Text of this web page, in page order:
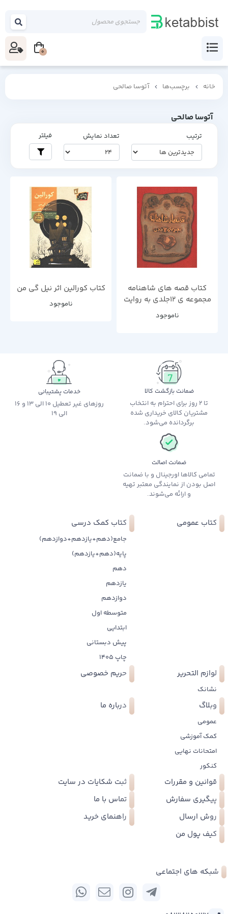
خانه برچسب‌ها آتوسا صالحی
آتوسا صالحی
ترتیب تعداد نمایش فیلتر
کتاب قصه های شاهنامه
مجموعه ی 12جلدی به روایت
آتوسا صالحی
ناموجود
کتاب کورالین اثر نیل گی من
ناموجود
ضمانت بازگشت کالا
تا 2 روز برای احترام به انتخاب
مشتریان کالای خریداری شده
برگردانده می‌شود.
خدمات پشتیبانی
روزهای غیر تعطیل 10 الی 13 و 16
الی 19
ضمانت اصالت
تمامی کالاها اورجینال و با ضمانت
اصل بودن از نمایندگی معتبر تهیه
و ارائه می‌شوند.
کتاب عمومی کتاب کمک درسی
جامع(دهم+یازدهم+دوازدهم)
پایه(دهم+یازدهم)
دهم
یازدهم
دوازدهم
متوسطه اول
ابتدایی
پیش دبستانی
چاپ 1405
لوازم التحریر
نشانک
حریم خصوصی
وبلاگ
عمومی
کمک آموزشی
امتحانات نهایی
کنکور
درباره ما
قوانین و مقررات
ثبت شکایات در سایت
پیگیری سفارش
تماس با ما
روش ارسال
راهنمای خرید
کیف پول من
شبکه های اجتماعی
0